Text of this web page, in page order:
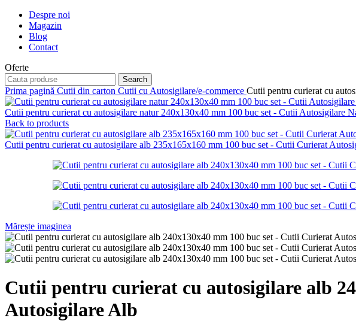
Despre noi
Magazin
Blog
Contact
Oferte
Search
Prima pagină Cutii din carton Cutii cu Autosigilare/e-commerce Cutii pentru curierat cu
Cutii pentru curierat cu autosigilare natur 240x130x40 mm 100 buc set - Cutii Autosigilare
Back to products
Cutii pentru curierat cu autosigilare alb 235x165x160 mm 100 buc set - Cutii Curierat
Mărește imaginea
Cutii pentru curierat cu autosigilare alb
Autosigilare Alb